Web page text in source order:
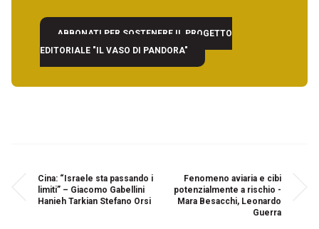
ABBONATI PER SOSTENERE IL PROGETTO
EDITORIALE "IL VASO DI PANDORA"
Cina: “Israele sta passando i
limiti” – Giacomo Gabellini
Hanieh Tarkian Stefano Orsi
Fenomeno aviaria e cibi
potenzialmente a rischio -
Mara Besacchi, Leonardo
Guerra